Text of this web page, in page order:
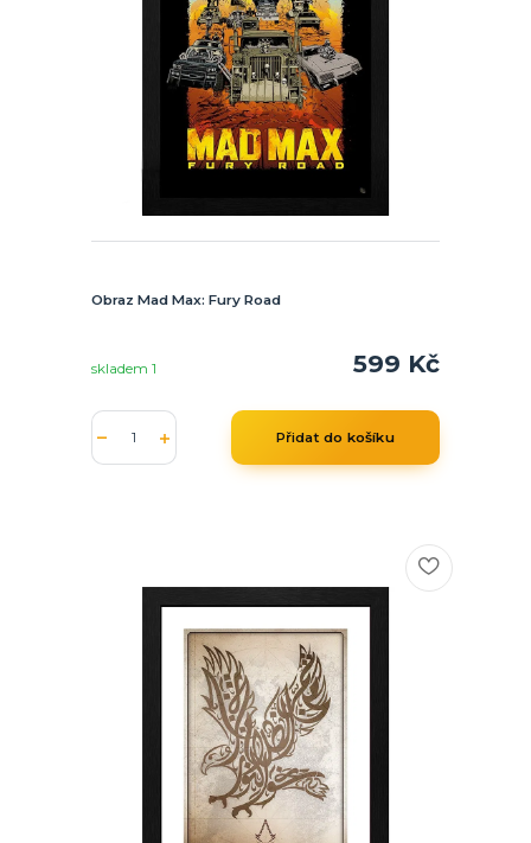
Obraz Mad Max: Fury Road
599 Kč
skladem 1
Přidat do košíku